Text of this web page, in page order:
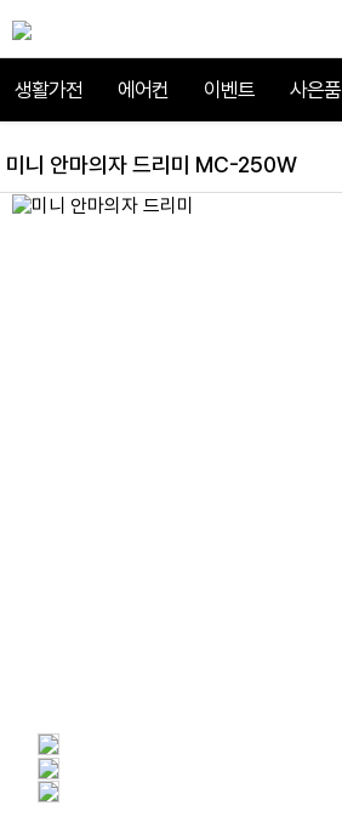
생활가전 에어컨 이벤트 사은품
미니 안마의자 드리미 MC-250W